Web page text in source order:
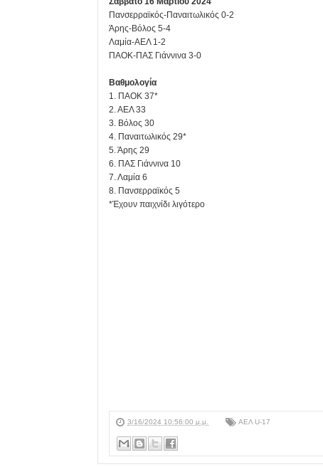
Πανσερραϊκός-Παναιτωλικός 0-2
Άρης-Βόλος 5-4
Λαμία-ΑΕΛ 1-2
ΠΑΟΚ-ΠΑΣ Γιάννινα 3-0
Βαθμολογία
1. ΠΑΟΚ 37*
2. ΑΕΛ 33
3. Βόλος 30
4. Παναιτωλικός 29*
5. Άρης 29
6. ΠΑΣ Γιάννινα 10
7. Λαμία 6
8. Πανσερραϊκός 5
*Έχουν παιχνίδι λιγότερο
3/16/2024 10:56:00 μ.μ. ΑΕΛ U-17